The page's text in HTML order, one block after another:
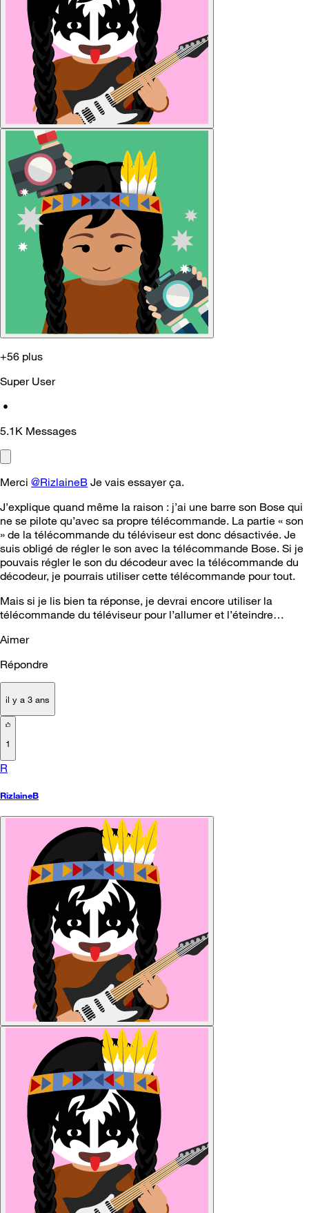
+56 plus
Super User
•
5.1K Messages
Merci @RizlaineB Je vais essayer ça.
J’explique quand même la raison : j’ai une barre son Bose qui
ne se pilote qu’avec sa propre télécommande. La partie « son
» de la télécommande du téléviseur est donc désactivée. Je
suis obligé de régler le son avec la télécommande Bose. Si je
pouvais régler le son du décodeur avec la télécommande du
décodeur, je pourrais utiliser cette télécommande pour tout.
Mais si je lis bien ta réponse, je devrai encore utiliser la
télécommande du téléviseur pour l’allumer et l’éteindre…
Aimer
Répondre
il y a 3 ans
1
R
RizlaineB